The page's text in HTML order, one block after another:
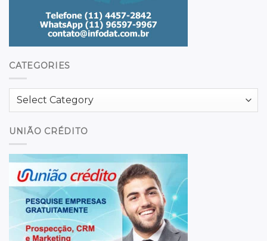
CATEGORIES
UNIÃO CRÉDITO